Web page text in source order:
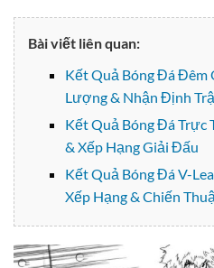
Bài viết liên quan:
Kết Quả Bóng Đá Đêm
Lượng & Nhận Định
Kết Quả Bóng Đá Trực
& Xếp Hạng Giải Đấu
Kết Quả Bóng Đá V-
Xếp Hạng & Chiến